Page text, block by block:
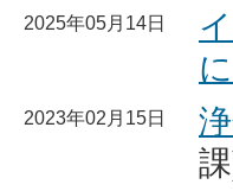
2025年05月14日
2023年02月15日